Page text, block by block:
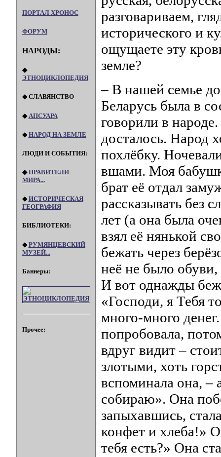
ПОРТАЛ XPOHOC
ФОРУМ
НАРОДЫ:
◆
ЭТНОЦИКЛОПЕДИЯ
◆ СЛАВЯНСТВО
◆ АПСУАРА
◆НАРОД НА ЗЕМЛЕ
ЛЮДИ И СОБЫТИЯ:
◆ПРАВИТЕЛИ
МИРА...
◆ИСТОРИЧЕСКАЯ
ГЕОГРАФИЯ
БИБЛИОТЕКИ:
◆РУМЯНЦЕВСКИЙ
МУЗЕЙ...
Баннеры:
Прочее:
разговариваем,
исторического и
ощущаете эту
земле?
– В нашей семье
Беларусь была в
говорили в
досталось. Народ
похлёбку.
вшами. Моя
брат её отдал
рассказывать без
лет (а она была
взял её нянькой
бежать через
неё не было
И вот однажды
«Господи, я Тебя
много-много
попробовала,
вдруг видит –
злотыми, хоть
вспоминала она, –
собираю». Она
запыхавшись,
конфет и хлеба!»
тебя есть?» Она